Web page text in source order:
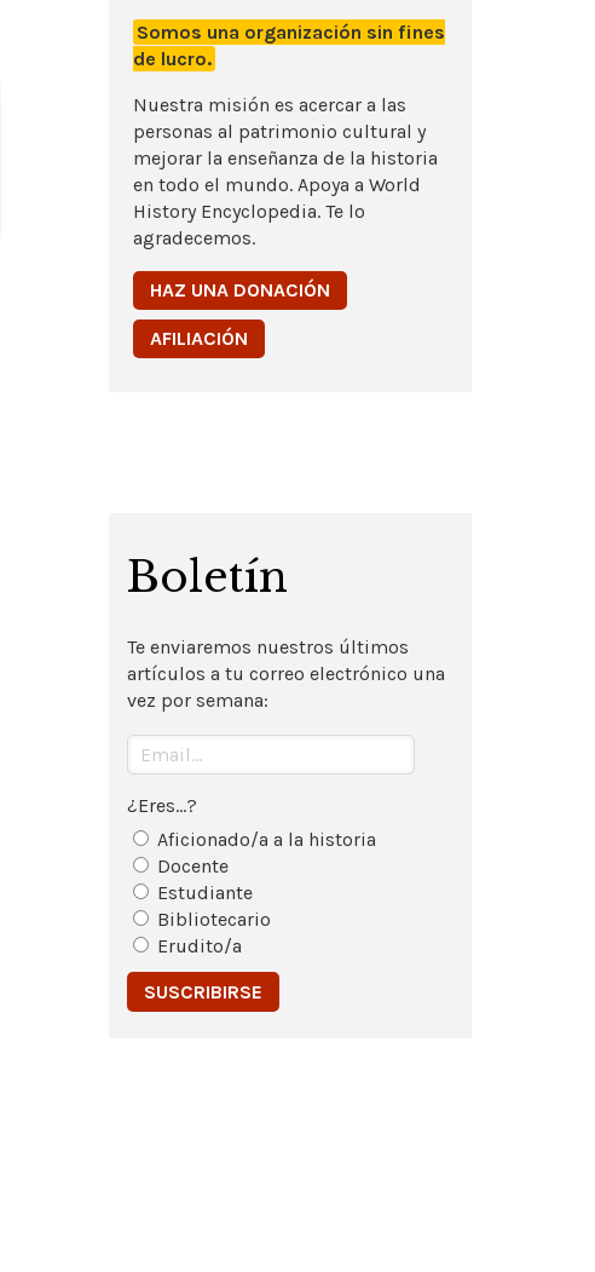
Somos una organización sin fines
de lucro.
Nuestra misión es acercar a las
personas al patrimonio cultural y
mejorar la enseñanza de la historia
en todo el mundo. Apoya a World
History Encyclopedia. Te lo
agradecemos.
HAZ UNA DONACIÓN
AFILIACIÓN
Boletín
Te enviaremos nuestros últimos
artículos a tu correo electrónico una
vez por semana:
¿Eres...?
Aficionado/a a la historia
Docente
Estudiante
Bibliotecario
Erudito/a